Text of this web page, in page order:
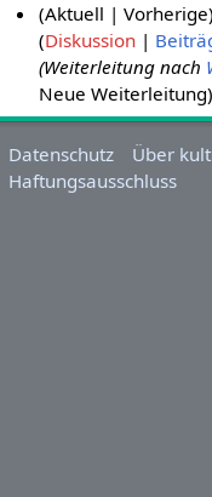
a
i
2
Aktuell Vorherige
Diskussion
Weiterleitung nach
Neue Weiterleitung
Datenschutz
Über
Haftungsausschluss